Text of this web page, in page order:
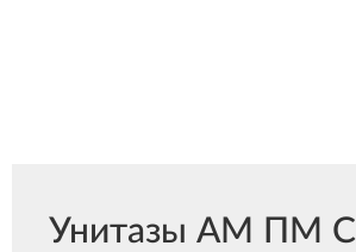
Унитазы АМ ПМ С